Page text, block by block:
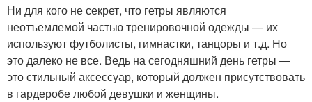
Ни для кого не секрет, что гетры являются
неотъемлемой частью тренировочной одежды — их
используют футболисты, гимнастки, танцоры и т.д. Но
это далеко не все. Ведь на сегодняшний день гетры —
это стильный аксессуар, который должен присутствовать
в гардеробе любой девушки и женщины.